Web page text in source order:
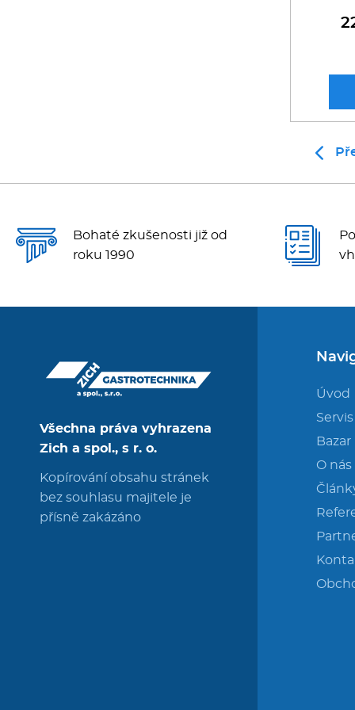
Bohaté zkušenosti již od
roku 1990
Všechna práva vyhrazena
Zich a spol., s r. o.
Kopírování obsahu stránek
bez souhlasu majitele je
přísně zakázáno
Úvod
Servis
Bazar
O nás